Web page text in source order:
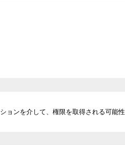
ョンを介して、権限を取得される可能性